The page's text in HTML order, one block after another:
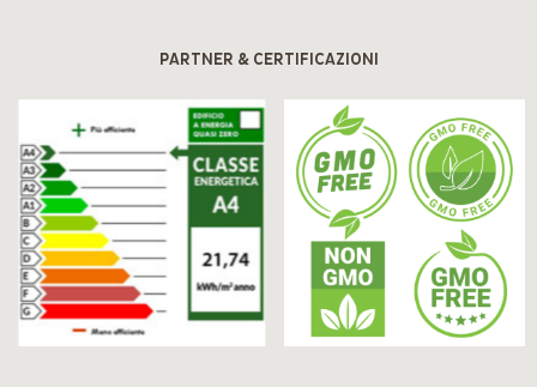
PARTNER & CERTIFICAZIONI